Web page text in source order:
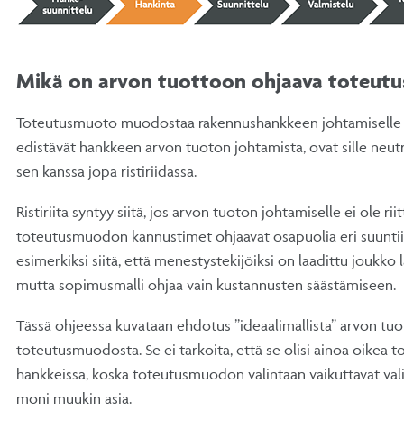
Mikä on arvon tuottoon ohjaava
Toteutusmuoto muodostaa rakennushankkeen
edistävät hankkeen arvon tuoton johtamista, ovat sille
sen kanssa jopa ristiriidassa.
Ristiriita syntyy siitä, jos arvon tuoton johtamiselle ei ole
toteutusmuodon kannustimet ohjaavat osapuolia eri
esimerkiksi siitä, että menestystekijöiksi on laadittu joukko
mutta sopimusmalli ohjaa vain kustannusten säästämiseen.
Tässä ohjeessa kuvataan ehdotus ”ideaalimallista” arvon
toteutusmuodosta. Se ei tarkoita, että se olisi ainoa oikea
hankkeissa, koska toteutusmuodon valintaan vaikuttavat
moni muukin asia.